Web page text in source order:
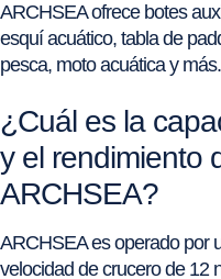
ARCHSEA ofrece botes
esquí acuático, tabla de
pesca, moto acuática y más.
¿Cuál es la
y el rendimiento
ARCHSEA?
ARCHSEA es operado por
velocidad de crucero de 12